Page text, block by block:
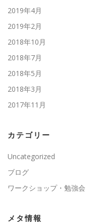
2019年4月
2019年2月
2018年10月
2018年7月
2018年5月
2018年3月
2017年11月
カテゴリー
Uncategorized
ブログ
ワークショップ・勉強会
メタ情報